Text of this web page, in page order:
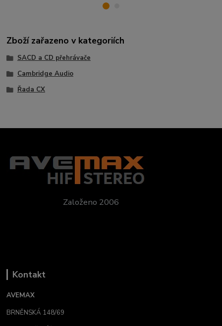
Zboží zařazeno v kategoriích
SACD a CD přehrávače
Cambridge Audio
Řada CX
Založeno 2006
Kontakt
AVEMAX
BRNĚNSKÁ 148/69